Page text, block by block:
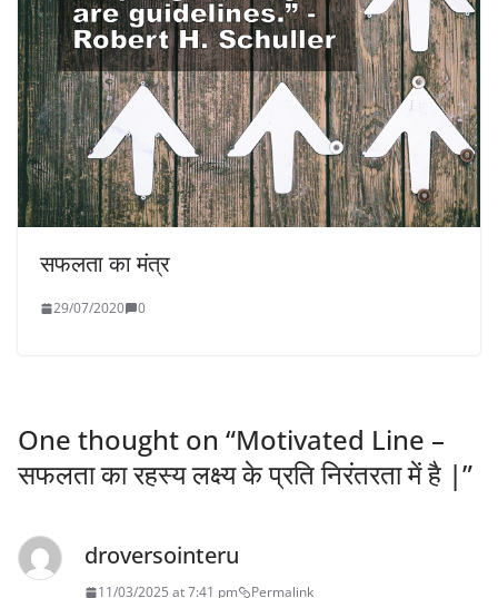
सफलता का मंत्र
29/07/2020 0
One thought on “Motivated Line –
सफलता का रहस्य लक्ष्य के प्रति निरंतरता में है |”
droversointeru
11/03/2025 at 7:41 pm Permalink